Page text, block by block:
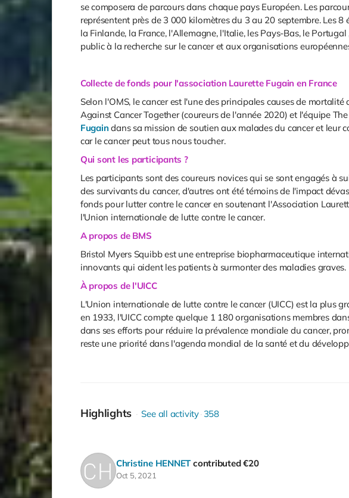
se composera de parcours dans chaque pays Européen. Les
représentent près de 3 000 kilomètres du 3 au 20 septembre. Les
la Finlande, la France, l'Allemagne, l'Italie, les Pays-Bas, le
public à la recherche sur le cancer et aux organisations
Collecte de fonds pour l'association Laurette Fugain en France
Selon l'OMS, le cancer est l'une des principales causes de
Against Cancer Together (coureurs de l'année 2020) et l'équipe
Fugain dans sa mission de soutien aux malades du cancer et leur
car le cancer peut tous nous toucher.
Qui sont les participants ?
Les participants sont des coureurs novices qui se sont engagés à
des survivants du cancer, d'autres ont été témoins de l'impact
fonds pour lutter contre le cancer en soutenant l'Association
l'Union internationale de lutte contre le cancer.
A propos de BMS
Bristol Myers Squibb est une entreprise biopharmaceutique
innovants qui aident les patients à surmonter des maladies graves.
À propos de l'UICC
L'Union internationale de lutte contre le cancer (UICC) est la plus
en 1933, l'UICC compte quelque 1 180 organisations membres
dans ses efforts pour réduire la prévalence mondiale du cancer,
reste une priorité dans l'agenda mondial de la santé et du
Highlights See all activity 358
Christine HENNETcontributed€20
Oct 5, 2021